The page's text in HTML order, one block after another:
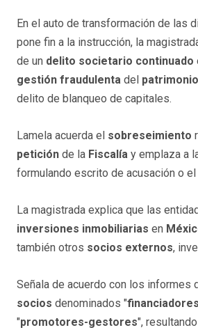
En el auto de transformación de las
pone fin a la instrucción, la
de un delito societario continuado
gestión fraudulenta del patrimonio
delito de blanqueo de capitales.
Lamela acuerda el sobreseimiento
petición de la Fiscalía y emplaza a
formulando escrito de acusación o
La magistrada explica que las
inversiones inmobiliarias en
también otros socios externos,
Señala de acuerdo con los
socios denominados "financiadores
"promotores-gestores",